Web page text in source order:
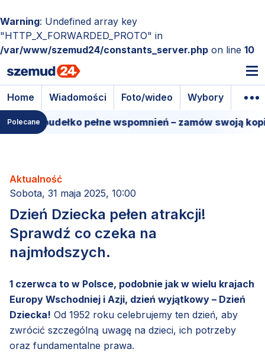
Warning: Undefined array key
"HTTP_X_FORWARDED_PROTO" in
/var/www/szemud24/constants_server.php on line 10
Home Wiadomości Foto/wideo Wybory
Polecanepudełko pełne wspomnień – zamów swoją kopię!
Aktualność
Sobota, 31 maja 2025, 10:00
Dzień Dziecka pełen atrakcji!
Sprawdź co czeka na
najmłodszych.
1 czerwca to w Polsce, podobnie jak w wielu krajach
Europy Wschodniej i Azji, dzień wyjątkowy – Dzień
Dziecka! Od 1952 roku celebrujemy ten dzień, aby
zwrócić szczególną uwagę na dzieci, ich potrzeby
oraz fundamentalne prawa.